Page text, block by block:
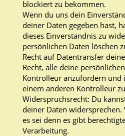
blockiert zu bekommen.
Wenn du uns dein
deiner Daten gegeben hast,
dieses Einverständnis zu
persönlichen Daten löschen
Recht auf Datentransfer
Recht, alle deine
Kontrolleur anzufordern und
einem anderen Kontrolleur
Widerspruchsrecht: Du
deiner Daten
es sei denn es gibt
Verarbeitung.